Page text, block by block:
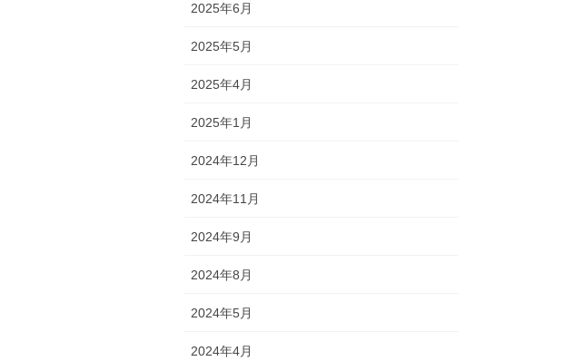
2025年6月
2025年5月
2025年4月
2025年1月
2024年12月
2024年11月
2024年9月
2024年8月
2024年5月
2024年4月